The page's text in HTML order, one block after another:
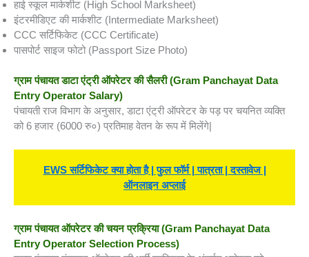
हाई स्कूल मार्कशीट (High School Marksheet)
इंटरमीडिएट की मार्कशीट (Intermediate Marksheet)
CCC सर्टिफिकेट (CCC Certificate)
पासपोर्ट साइज फोटो (Passport Size Photo)
ग्राम पंचायत डाटा एंट्री ऑपरेटर की सैलरी(Gram Panchayat Data
Entry Operator Salary)
पंचायती राज विभाग के अनुसार, डाटा एंट्री ऑपरेटर के पड़ पर चयनित व्यक्ति
को 6 हजार (6000 रु०) प्रतिमाह वेतन के रूप में मिलेंगे|
EWS सर्टिफिकेट क्या होता है | फुल फॉर्म | पात्रता | दस्तावेज |
ऑनलाइन अप्लाई
ग्राम पंचायत ऑपरेटर की चयन प्रक्रिया(Gram Panchayat Data
Entry Operator Selection Process)